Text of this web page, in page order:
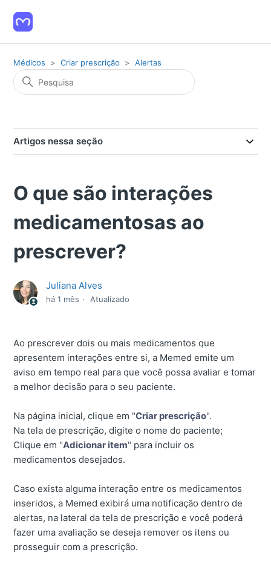
Médicos Criar prescrição Alertas
Artigos nessa seção
O que são interações
medicamentosas ao
prescrever?
Juliana Alves
há 1 mês Atualizado
Ao prescrever dois ou mais medicamentos que
apresentem interações entre si, a Memed emite um
aviso em tempo real para que você possa avaliar e tomar
a melhor decisão para o seu paciente.
Na página inicial, clique em "Criar prescrição".
Na tela de prescrição, digite o nome do paciente;
Clique em "Adicionar item" para incluir os
medicamentos desejados.
Caso exista alguma interação entre os medicamentos
inseridos, a Memed exibirá uma notificação dentro de
alertas, na lateral da tela de prescrição e você poderá
fazer uma avaliação se deseja remover os itens ou
prosseguir com a prescrição.